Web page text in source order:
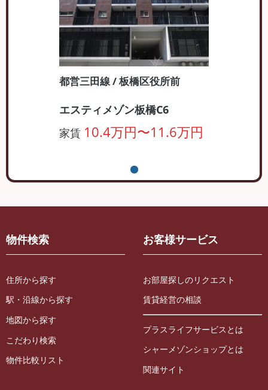
都営三田線 / 板橋区役所前
エスティメゾン板橋C6
家賃 10.4万円〜11.6万円
物件検索
住所から探す
駅・沿線から探す
地図から探す
こだわり検索
物件比較リスト
お客様サービス
お部屋探しのリクエスト
賃貸経営の相談
プラスライフサービスとは
シャーメゾンショップとは
関連サイト